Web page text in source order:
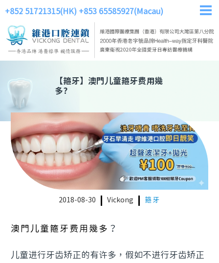
+852 51721315(HK) +853 65585927(Macau)
【箍牙】 澳門儿童箍牙费用幾
多?
2018-08-30 Vickong 箍牙
澳門儿童箍牙费用幾多 ？
儿童进行牙齿矫正的有许多，假如不进行牙齿矫正